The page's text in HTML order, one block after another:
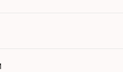
переказ